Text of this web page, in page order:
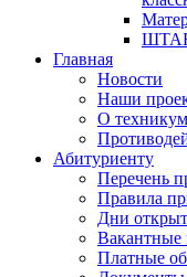
Главная
Новости
Наши
О
Абитуриенту
Перечень
Правила
Дни
Вакантные
Платные